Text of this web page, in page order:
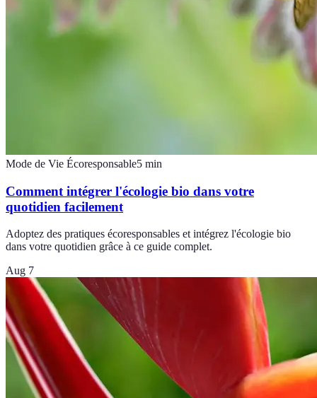
Mode de Vie Écoresponsable5 min
Comment intégrer l'écologie bio dans votre
quotidien facilement
Adoptez des pratiques écoresponsables et intégrez l'écologie bio
dans votre quotidien grâce à ce guide complet.
Aug 7